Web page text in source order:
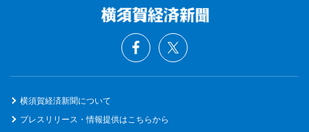
横須賀経済新聞について
プレスリリース・情報提供はこちらから